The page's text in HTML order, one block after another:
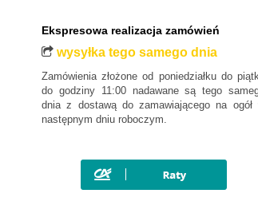
Ekspresowa realizacja zamówień
wysyłka tego samego dnia
Zamówienia złożone od poniedziałku do
do godziny 11:00 nadawane są tego
dnia z dostawą do zamawiającego na ogół
następnym dniu roboczym.